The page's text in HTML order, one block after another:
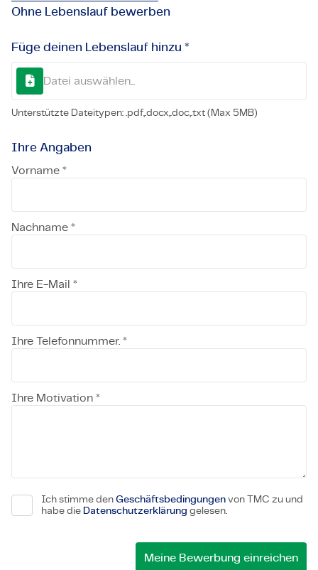
Ohne Lebenslauf bewerben
Füge deinen Lebenslauf hinzu *
Datei auswählen...
Unterstützte Dateitypen: .pdf,.docx,.doc,.txt (Max 5MB)
Ihre Angaben
Vorname *
Nachname *
Ihre E-Mail *
Ihre Telefonnummer. *
Ihre Motivation *
Ich stimme den Geschäftsbedingungen von TMC zu und
habe die Datenschutzerklärung gelesen.